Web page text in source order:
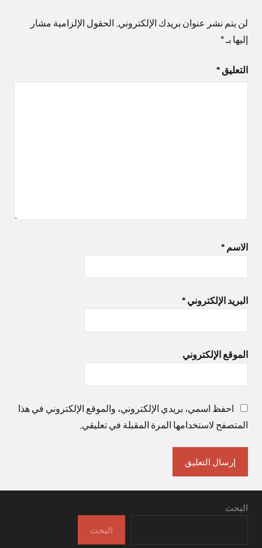
لن يتم نشر عنوان بريدك الإلكتروني. الحقول الإلزامية مشار
إليها بـ*
التعليق *
الاسم *
البريد الإلكتروني *
الموقع الإلكتروني
احفظ اسمي، بريدي الإلكتروني، والموقع الإلكتروني في هذا
المتصفح لاستخدامها المرة المقبلة في تعليقي.
البحث
البحث